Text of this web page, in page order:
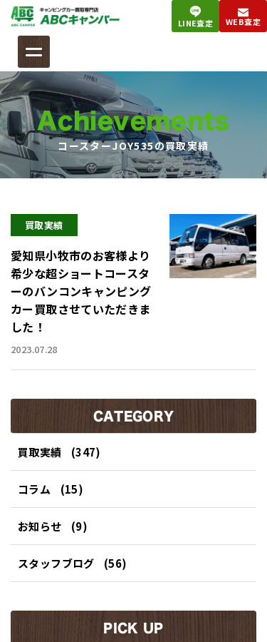
ツ
へ
ス
キ
ッ
プ
LINE査定 WEB査定
Achievements
コースターJOY535の買取実績
買取実績
愛知県小牧市のお客様より
希少な超ショートコースタ
ーのバンコンキャンピング
カー買取させていただきま
した！
2023.07.28
CATEGORY
買取実績 (347)
コラム (15)
お知らせ (9)
スタッフブログ (56)
PICK UP